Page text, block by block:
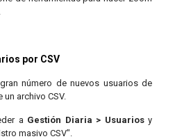
por CSV
número de nuevos usuarios de
archivo CSV.
a Gestión Diaria > Usuariosy
masivo CSV".